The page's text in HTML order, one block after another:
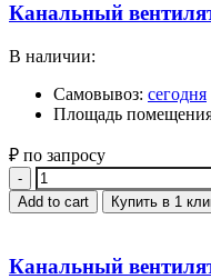
Канальный
В наличии:
Самовывоз: сегодня
Площадь
₽ по запросу
Quantity
Add to cart Купить в 1
Канальный